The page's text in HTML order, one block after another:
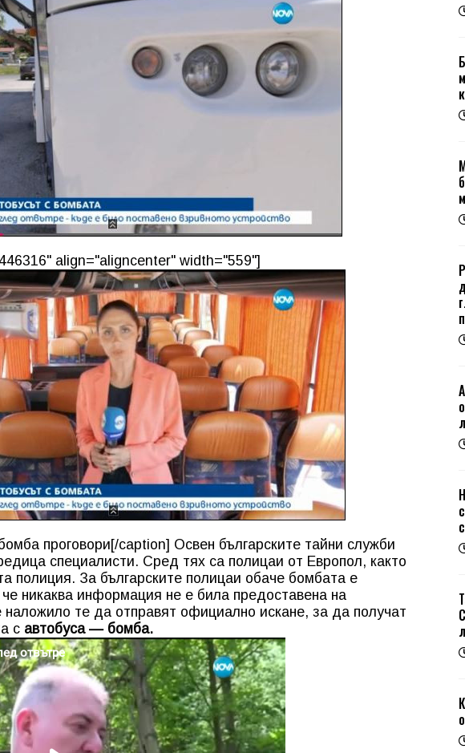
align="aligncenter" width="559"]
проговори[/caption] Освен българските тайни служби
специалисти. Сред тях са полицаи от Европол, както
полиция. За българските полицаи обаче бомбата е
никаква информация не е била предоставена на
наложило те да отправят официално искане, за да получат
с автобуса — бомба.